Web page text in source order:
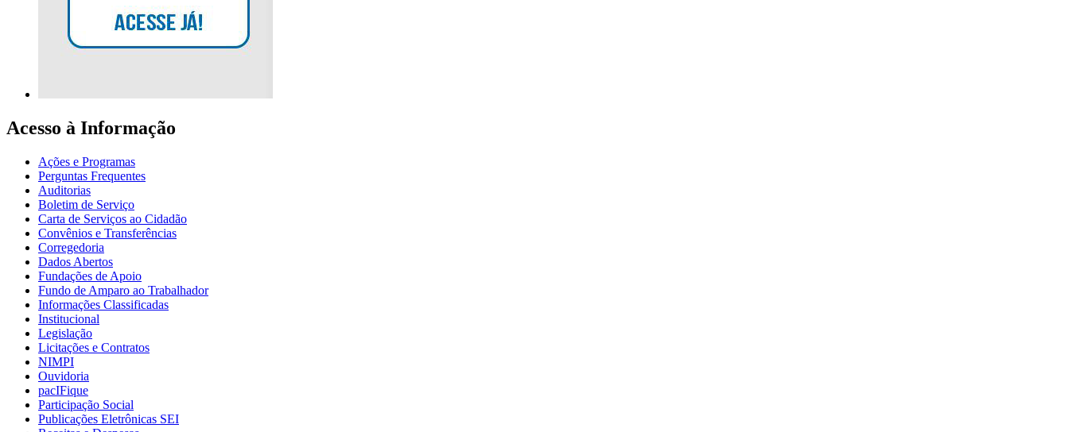
Acesso à Informação
Ações e Programas
Perguntas Frequentes
Auditorias
Boletim de Serviço
Carta de Serviços ao Cidadão
Convênios e Transferências
Corregedoria
Dados Abertos
Fundações de Apoio
Fundo de Amparo ao Trabalhador
Informações Classificadas
Institucional
Legislação
Licitações e Contratos
NIMPI
Ouvidoria
pacIFique
Participação Social
Publicações Eletrônicas SEI